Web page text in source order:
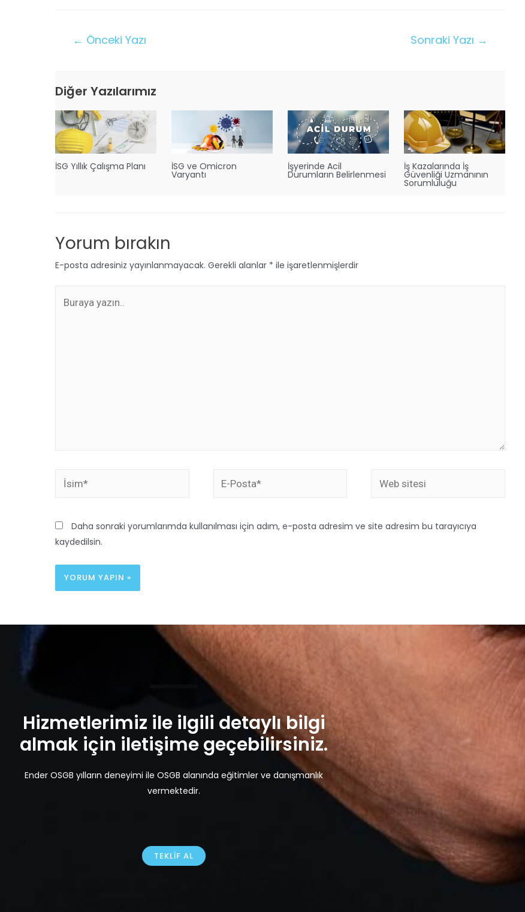
← Önceki Yazı Sonraki Yazı →
Diğer Yazılarımız
İSG Yıllık Çalışma Planı İSG ve Omicron
Varyantı
İşyerinde Acil
Durumların Belirlenmesi
İş Kazalarında İş
Güvenliği Uzmanının
Sorumluluğu
Yorum bırakın
E-posta adresiniz yayınlanmayacak. Gerekli alanlar * ile işaretlenmişlerdir
Daha sonraki yorumlarımda kullanılması için adım, e-posta adresim ve site adresim bu tarayıcıya
kaydedilsin.
Hizmetlerimiz ile ilgili detaylı bilgi
almak için iletişime geçebilirsiniz.
Ender OSGB yılların deneyimi ile OSGB alanında eğitimler ve danışmanlık
vermektedir.
TEKLIF AL